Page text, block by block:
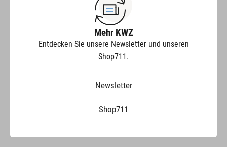
Mehr KWZ
Entdecken Sie unsere Newsletter und unseren
Shop711.
Newsletter
Shop711